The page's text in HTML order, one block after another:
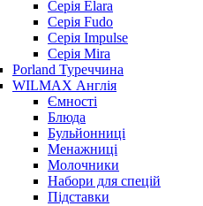
Серія Elara
Серія Fudo
Серія Impulse
Серія Mira
Porland Туреччина
WILMAX Англія
Ємності
Блюда
Бульйонниці
Менажниці
Молочники
Набори для спецій
Підставки